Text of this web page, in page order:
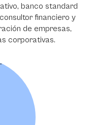
banco standard
financiero y
de empresas,
corporativas.